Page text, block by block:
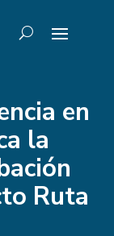
en
la
Ruta